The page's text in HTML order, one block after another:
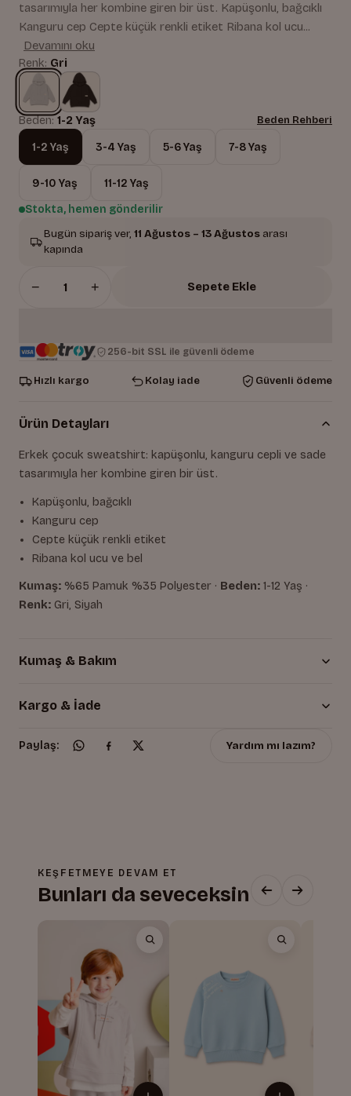
tasarımıyla her kombine giren bir üst. Kapüşonlu, bağcıklı
Kanguru cep Cepte küçük renkli etiket Ribana kol ucu...
Devamını oku
Renk: Gri
Beden: 1-2 Yaş Beden Rehberi
1-2 Yaş 3-4 Yaş 5-6 Yaş 7-8 Yaş
9-10 Yaş
11-12 Yaş
Stokta, hemen gönderilir
Bugün sipariş ver, 11 Ağustos – 13 Ağustos arası
kapında
− + Sepete Ekle
256-bit SSL ile güvenli ödeme
Hızlı kargo Kolay iade Güvenli ödeme
Ürün Detayları
Erkek çocuk sweatshirt: kapüşonlu, kanguru cepli ve sade
tasarımıyla her kombine giren bir üst.
Kapüşonlu, bağcıklı
Kanguru cep
Cepte küçük renkli etiket
Ribana kol ucu ve bel
Kumaş: %65 Pamuk %35 Polyester · Beden: 1-12 Yaş ·
Renk: Gri, Siyah
Kumaş & Bakım
Kargo & İade
Paylaş: Yardım mı lazım?
KEŞFETMEYE DEVAM ET
Bunları da seveceksin